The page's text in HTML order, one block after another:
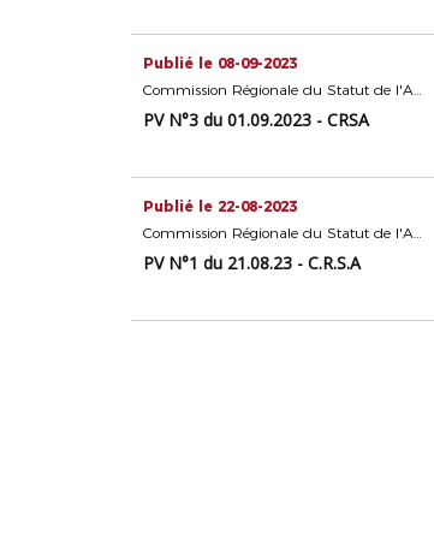
Publié le 08-09-2023
Commission Régionale du Statut de l'Arbitrage
PV N°3 du 01.09.2023 - CRSA
Publié le 22-08-2023
Commission Régionale du Statut de l'Arbitrage
PV N°1 du 21.08.23 - C.R.S.A